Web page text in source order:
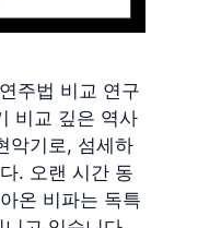
주법 비교 연구
비교 깊은 역사
악기로, 섬세하
. 오랜 시간 동
온 비파는 독특